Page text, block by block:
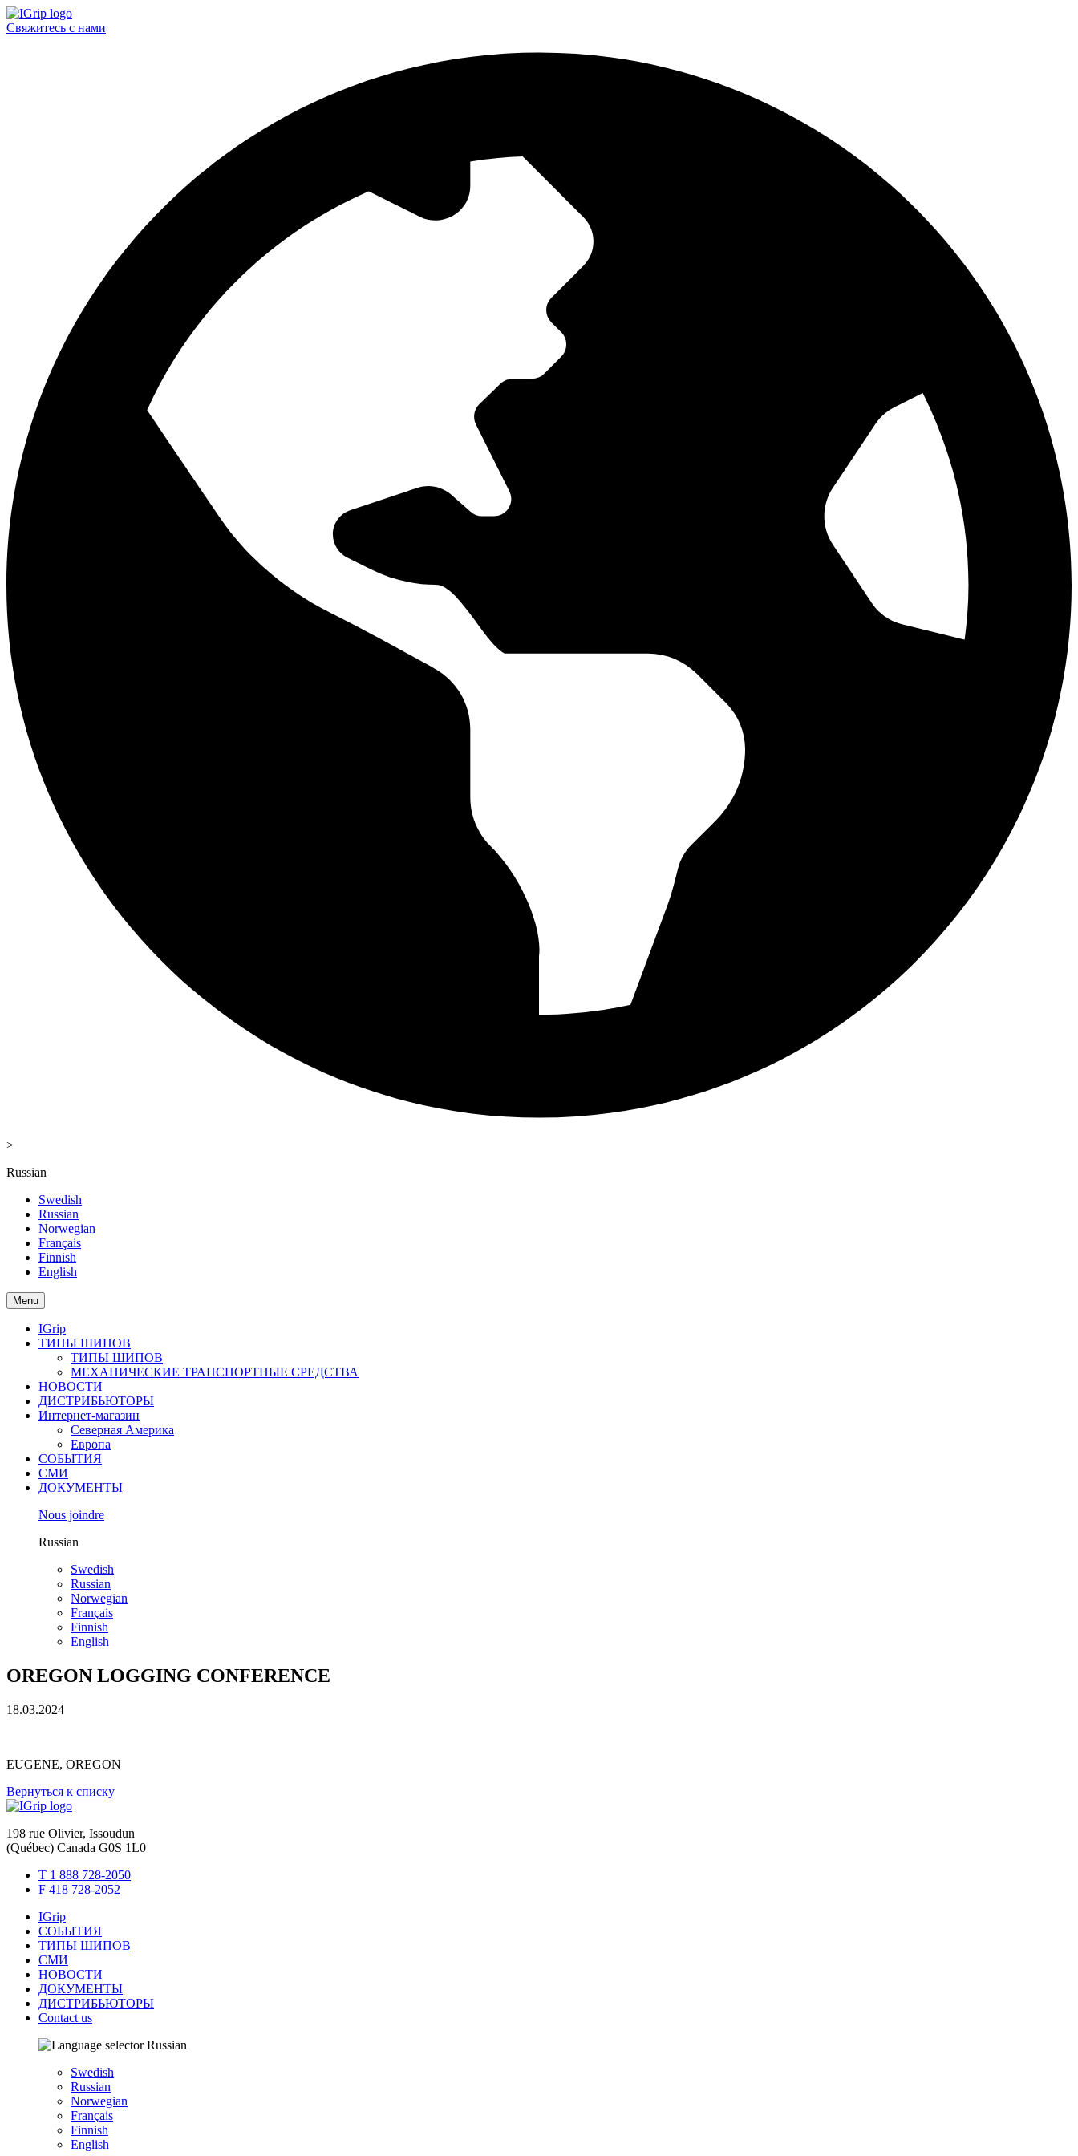
Свяжитесь с нами
>
Russian
Swedish
Russian
Norwegian
Français
Finnish
English
Menu
IGrip
ТИПЫ ШИПОВ
ТИПЫ ШИПОВ
МЕХАНИЧЕСКИЕ ТРАНСПОРТНЫЕ СРЕДСТВА
НОВОСТИ
ДИСТРИБЬЮТОРЫ
Интернет-магазин
Северная Америка
Европа
СОБЫТИЯ
СМИ
ДОКУМЕНТЫ
Nous joindre
Russian
Swedish
Russian
Norwegian
Français
Finnish
English
OREGON LOGGING CONFERENCE
18.03.2024
EUGENE, OREGON
Вернуться к списку
198 rue Olivier, Issoudun
(Québec) Canada G0S 1L0
T 1 888 728-2050
F 418 728-2052
IGrip
СОБЫТИЯ
ТИПЫ ШИПОВ
СМИ
НОВОСТИ
ДОКУМЕНТЫ
ДИСТРИБЬЮТОРЫ
Contact us
Russian
Swedish
Russian
Norwegian
Français
Finnish
English